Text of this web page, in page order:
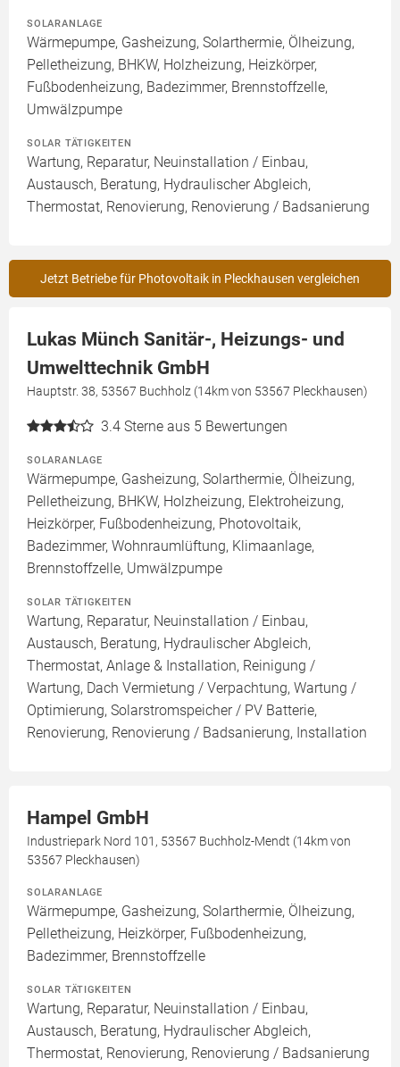
SOLARANLAGE
Wärmepumpe, Gasheizung, Solarthermie, Ölheizung,
Pelletheizung, BHKW, Holzheizung, Heizkörper,
Fußbodenheizung, Badezimmer, Brennstoffzelle,
Umwälzpumpe
SOLAR TÄTIGKEITEN
Wartung, Reparatur, Neuinstallation / Einbau,
Austausch, Beratung, Hydraulischer Abgleich,
Thermostat, Renovierung, Renovierung / Badsanierung
Jetzt Betriebe für Photovoltaik in Pleckhausen vergleichen
Lukas Münch Sanitär-, Heizungs- und
Umwelttechnik GmbH
Hauptstr. 38, 53567 Buchholz (14km von 53567 Pleckhausen)
3.4 Sterne aus 5 Bewertungen
SOLARANLAGE
Wärmepumpe, Gasheizung, Solarthermie, Ölheizung,
Pelletheizung, BHKW, Holzheizung, Elektroheizung,
Heizkörper, Fußbodenheizung, Photovoltaik,
Badezimmer, Wohnraumlüftung, Klimaanlage,
Brennstoffzelle, Umwälzpumpe
SOLAR TÄTIGKEITEN
Wartung, Reparatur, Neuinstallation / Einbau,
Austausch, Beratung, Hydraulischer Abgleich,
Thermostat, Anlage & Installation, Reinigung /
Wartung, Dach Vermietung / Verpachtung, Wartung /
Optimierung, Solarstromspeicher / PV Batterie,
Renovierung, Renovierung / Badsanierung, Installation
Hampel GmbH
Industriepark Nord 101, 53567 Buchholz-Mendt (14km von
53567 Pleckhausen)
SOLARANLAGE
Wärmepumpe, Gasheizung, Solarthermie, Ölheizung,
Pelletheizung, Heizkörper, Fußbodenheizung,
Badezimmer, Brennstoffzelle
SOLAR TÄTIGKEITEN
Wartung, Reparatur, Neuinstallation / Einbau,
Austausch, Beratung, Hydraulischer Abgleich,
Thermostat, Renovierung, Renovierung / Badsanierung